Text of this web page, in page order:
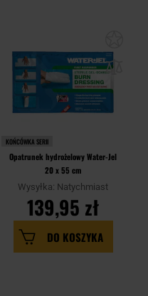
KOŃCÓWKA SERII
Opatrunek hydrożelowy Water-Jel
20 x 55 cm
Wysyłka: Natychmiast
139,95 zł
DO KOSZYKA